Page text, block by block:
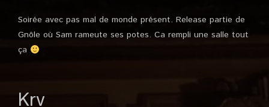
Soirée avec pas mal de monde présent. Release partie de
Gnôle où Sam rameute ses potes. Ca rempli une salle tout
ça
Krv